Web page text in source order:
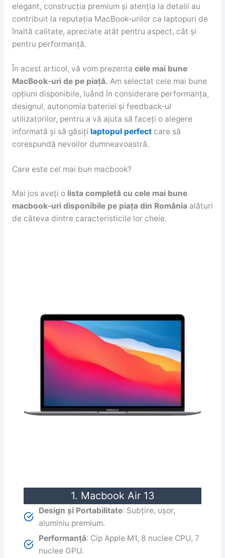
elegant, construcția premium și atenția la detalii au
contribuit la reputația MacBook-urilor ca laptopuri de
înaltă calitate, apreciate atât pentru aspect, cât și
pentru performanță.
În acest articol, vă vom prezenta cele mai bune
MacBook-uri de pe piață. Am selectat cele mai bune
opțiuni disponibile, luând în considerare performanța,
designul, autonomia bateriei și feedback-ul
utilizatorilor, pentru a vă ajuta să faceți o alegere
informată și să găsiți laptopul perfectcare să
corespundă nevoilor dumneavoastră.
Care este cel mai bun macbook?
Mai jos aveți o lista completă cu cele mai bune
macbook-uri disponibile pe piața din România alături
de câteva dintre caracteristicile lor cheie.
1. Macbook Air 13
Design și Portabilitate: Subțire, ușor,
aluminiu premium.
Performanță: Cip Apple M1, 8 nuclee CPU, 7
nuclee GPU.